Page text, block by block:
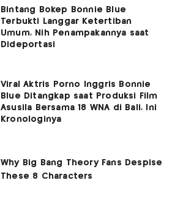
Bintang Bokep Bonnie Blue
Terbukti Langgar Ketertiban
Umum, Nih Penampakannya saat
Dideportasi
Viral Aktris Porno Inggris Bonnie
Blue Ditangkap saat Produksi Film
Asusila Bersama 18 WNA di Bali, Ini
Kronologinya